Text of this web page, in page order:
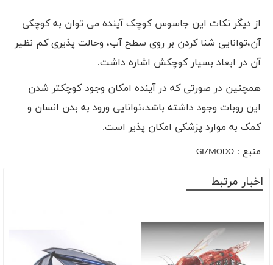
از دیگر نکات این جاسوس کوچک آینده می توان به کوچکی
آن،توانایی شنا کردن بر روی سطح آب، وحالت پذیری کم نظیر
آن در ابعاد بسیار کوچکش اشاره داشت.
همچنین در صورتی که در آینده امکان وجود کوچکتر شدن
این روبات وجود داشته باشد،توانایی ورود به بدن انسان و
کمک به موارد پزشکی امکان پذیر است.
منبع : GIZMODO
اخبار مرتبط